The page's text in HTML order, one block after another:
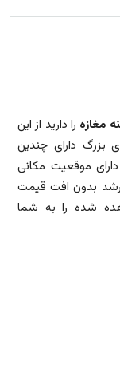
مغازه را دارید از این
بزرگ دارای چندین
معادل 450 متر مربع دارای موقعیت مکانی
رشد بدون افت قیمت
شده را به شما